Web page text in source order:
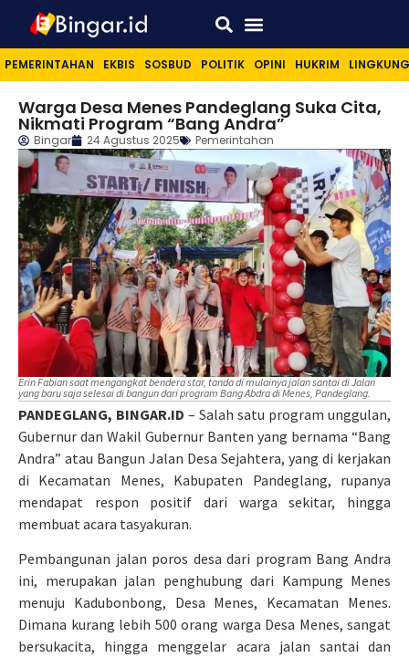
PEMERINTAHAN EKBIS SOSBUD POLITIK OPINI HUKRIM
Warga Desa Menes Pandeglang Suka Cita,
Nikmati Program “Bang Andra”
Bingar 24 Agustus 2025 Pemerintahan
Erin Fabian saat mengangkat bendera star, tanda di mulainya jalan santai di Jalan
yang baru saja selesai di bangun dari program Bang Abdra di Menes, Pandeglang.
PANDEGLANG, BINGAR.ID – Salah satu program unggulan,
Gubernur dan Wakil Gubernur Banten yang bernama “Bang
Andra” atau Bangun Jalan Desa Sejahtera, yang di kerjakan
di Kecamatan Menes, Kabupaten Pandeglang, rupanya
mendapat respon positif dari warga sekitar, hingga
membuat acara tasyakuran.
Pembangunan jalan poros desa dari program Bang Andra
ini, merupakan jalan penghubung dari Kampung Menes
menuju Kadubonbong, Desa Menes, Kecamatan Menes.
Dimana kurang lebih 500 orang warga Desa Menes, sangat
bersukacita, hingga menggelar acara jalan santai dan